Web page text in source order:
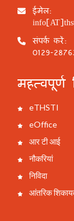
ईमेल:
संपर्क करें:
0129-
eTHSTI
eOffice
आर टी आई
नौकरियां
निविदा
आंतरिक